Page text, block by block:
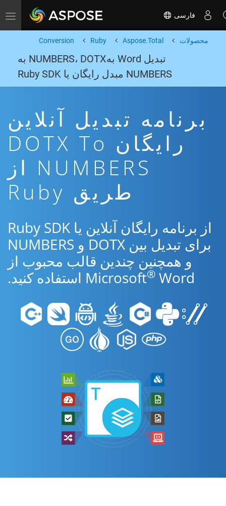
Toggle navigation فارسی
محصولات Aspose.Total
Ruby
Conversion
تبدیل Word بهNUMBERS، DOTX به
NUMBERS مبدل رایگان یا Ruby SDK
برنامه تبدیل آنلاین
رایگان DOTX To
NUMBERS از
طریق Ruby
از برنامه رایگان آنلاین یا Ruby SDK
برای تبدیل بین DOTX و NUMBERS
و همچنین چندین قالب محبوب از
Microsoft® Word استفاده کنید.